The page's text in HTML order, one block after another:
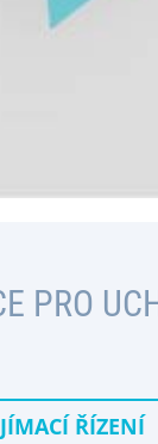
PRO
ŘÍZENÍ